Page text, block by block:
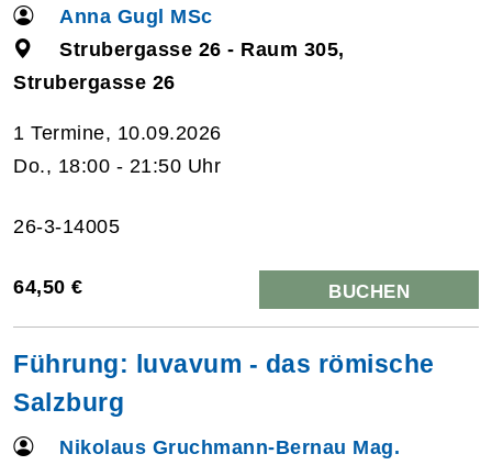
Anna Gugl MSc
Strubergasse 26 - Raum 305,
Strubergasse 26
1 Termine, 10.09.2026
Do., 18:00 - 21:50 Uhr
26-3-14005
64,50 € BUCHEN
Führung: luvavum - das römische
Salzburg
Nikolaus Gruchmann-Bernau Mag.